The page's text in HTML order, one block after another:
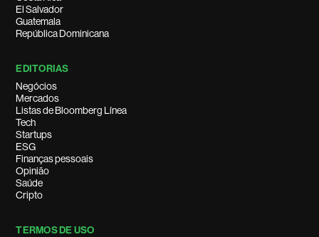
El Salvador
Guatemala
República Dominicana
EDITORIAS
Negócios
Mercados
Listas de Bloomberg Línea
Tech
Startups
ESG
Finanças pessoais
Opinião
Saúde
Cripto
TERMOS DE USO